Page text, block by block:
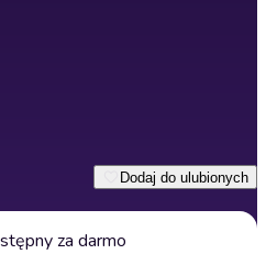
Dodaj do ulubionych
za darmo